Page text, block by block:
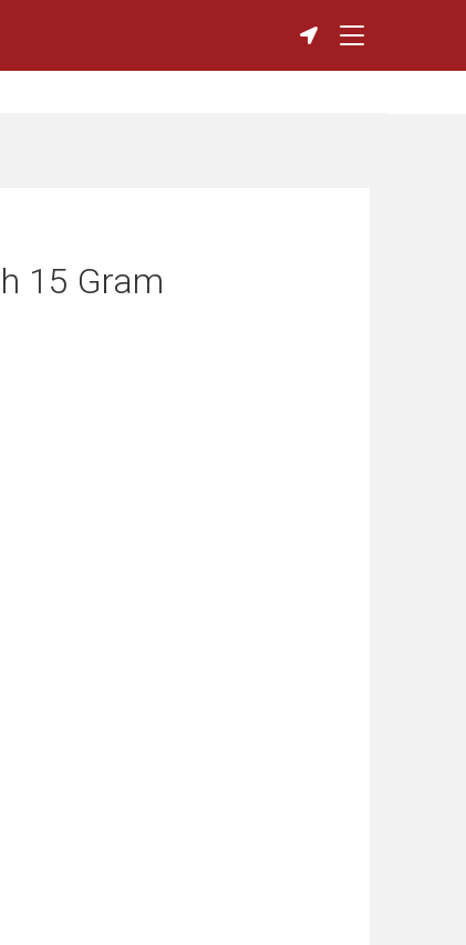
15 Gram